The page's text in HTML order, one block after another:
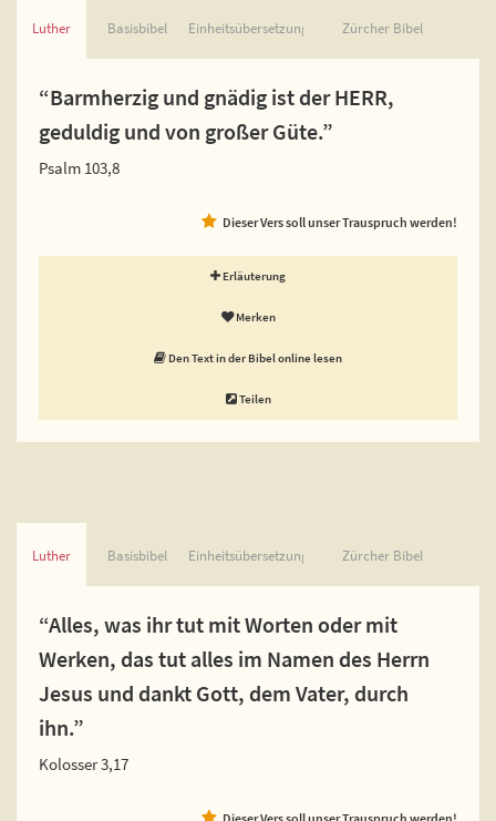
Luther Basisbibel Einheitsübersetzung Zürcher Bibel
“Barmherzig und gnädig ist der HERR,
geduldig und von großer Güte.”
Psalm 103,8
Dieser Vers soll unser Trauspruch werden!
Erläuterung
Merken
Den Text in der Bibel online lesen
Teilen
Luther Basisbibel Einheitsübersetzung Zürcher Bibel
“Alles, was ihr tut mit Worten oder mit
Werken, das tut alles im Namen des Herrn
Jesus und dankt Gott, dem Vater, durch
ihn.”
Kolosser 3,17
Dieser Vers soll unser Trauspruch werden!